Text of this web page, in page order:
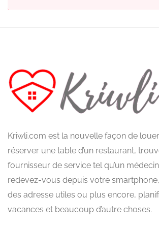
Kriwli.com est la nouvelle façon de
réserver une table d’un restaurant,
fournisseur de service tel qu’un
redevez-vous depuis votre
des adresse utiles ou plus encore,
vacances et beaucoup d’autre choses.